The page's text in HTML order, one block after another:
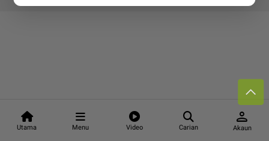
Utama Menu Video Carian
person
Akaun